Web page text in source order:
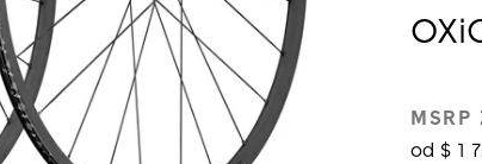
MSRP
od $ 1